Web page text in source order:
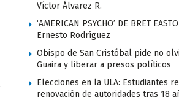
Víctor Álvarez R.
‘AMERICAN PSYCHO’ DE BRET
Ernesto Rodríguez
Obispo de San Cristóbal pide no
Guaira y liberar a presos políticos
Elecciones en la ULA: Estudiantes
renovación de autoridades tras 18